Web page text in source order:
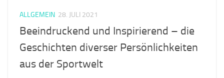
ALLGEMEIN 28. JULI 2021
Beeindruckend und Inspirierend – die
Geschichten diverser Persönlichkeiten
aus der Sportwelt